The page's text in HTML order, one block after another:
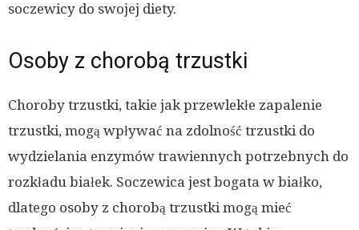
soczewicy do swojej diety.
Osoby z chorobą trzustki
Choroby trzustki, takie jak przewlekłe zapalenie
trzustki, mogą wpływać na zdolność trzustki do
wydzielania enzymów trawiennych potrzebnych do
rozkładu białek. Soczewica jest bogata w białko,
dlatego osoby z chorobą trzustki mogą mieć